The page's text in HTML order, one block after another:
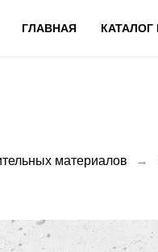
ГЛАВНАЯ
материалов →